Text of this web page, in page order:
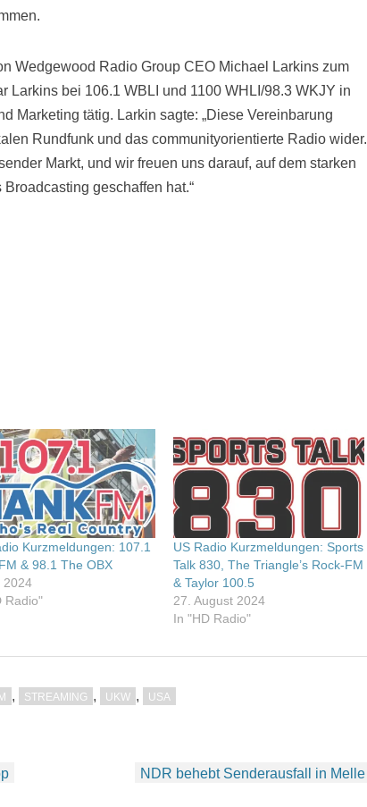
Wedgewood Radio Group CEO Michael Larkins zum
Larkins bei 106.1 WBLI und 1100 WHLI/98.3 WKJY in
Marketing tätig. Larkin sagte: „Diese Vereinbarung
Rundfunk und das communityorientierte Radio wider.
Markt, und wir freuen uns darauf, auf dem starken
geschaffen hat.“
Kurzmeldungen: 107.1
& 98.1 The OBX
2024
Radio"
US Radio Kurzmeldungen: Sports
Talk 830, The Triangle’s Rock-FM
& Taylor 100.5
27. August 2024
In "HD Radio"
, STREAMING , UKW , USA
NDR behebt Senderausfall in Melle